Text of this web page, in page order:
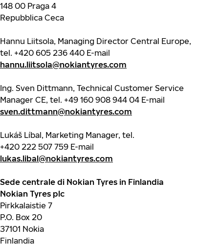
148 00 Praga 4
Repubblica Ceca
Hannu Liitsola, Managing Director Central Europe,
tel. +420 605 236 440 E-mail
hannu.liitsola@nokiantyres.com
Ing. Sven Dittmann, Technical Customer Service
Manager CE, tel. +49 160 908 944 04 E-mail
sven.dittmann@nokiantyres.com
Lukáš Líbal, Marketing Manager, tel.
+420 222 507 759 E-mail
lukas.libal@nokiantyres.com
Sede centrale di Nokian Tyres in Finlandia
Nokian Tyres plc
Pirkkalaistie 7
P.O. Box 20
37101 Nokia
Finlandia